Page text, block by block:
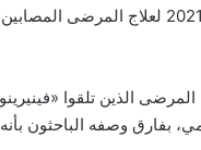
إدارة الغذاء والدواء الأميركية
الذين تلقوا
بفارق وصفه الباحثون